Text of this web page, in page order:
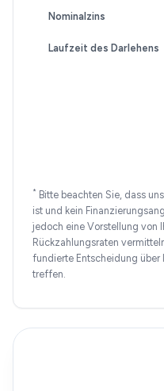
Nominalzins
Laufzeit des Darlehens
* Bitte beachten Sie, dass
ist und kein
jedoch eine Vorstellung von
Rückzahlungsraten
fundierte Entscheidung über
treffen.